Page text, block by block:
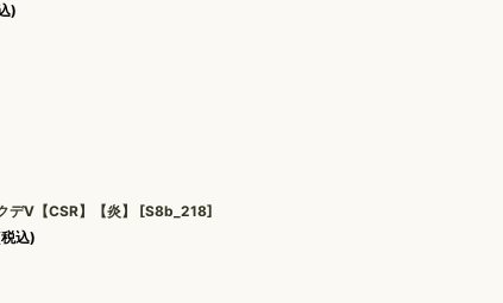
)
デV【CSR】【炎】 [S8b_218]
込)